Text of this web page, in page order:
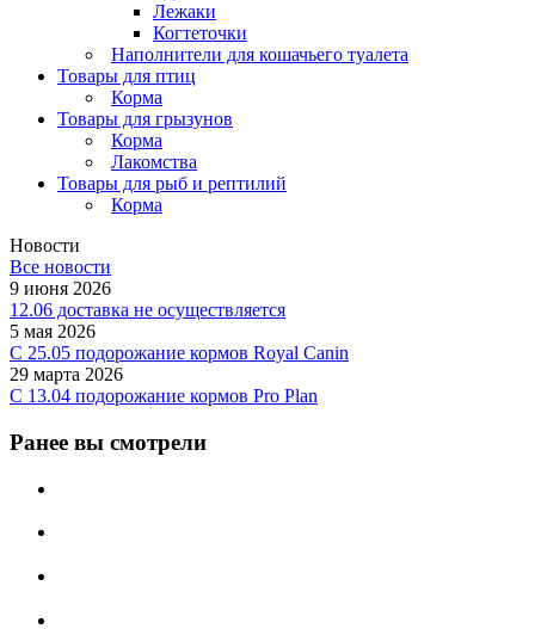
Лежаки
Когтеточки
Наполнители для кошачьего туалета
Товары для птиц
Корма
Товары для грызунов
Корма
Лакомства
Товары для рыб и рептилий
Корма
Новости
Все новости
9 июня 2026
12.06 доставка не осуществляется
5 мая 2026
C 25.05 подорожание кормов Royal Canin
29 марта 2026
С 13.04 подорожание кормов Pro Plan
Ранее вы смотрели